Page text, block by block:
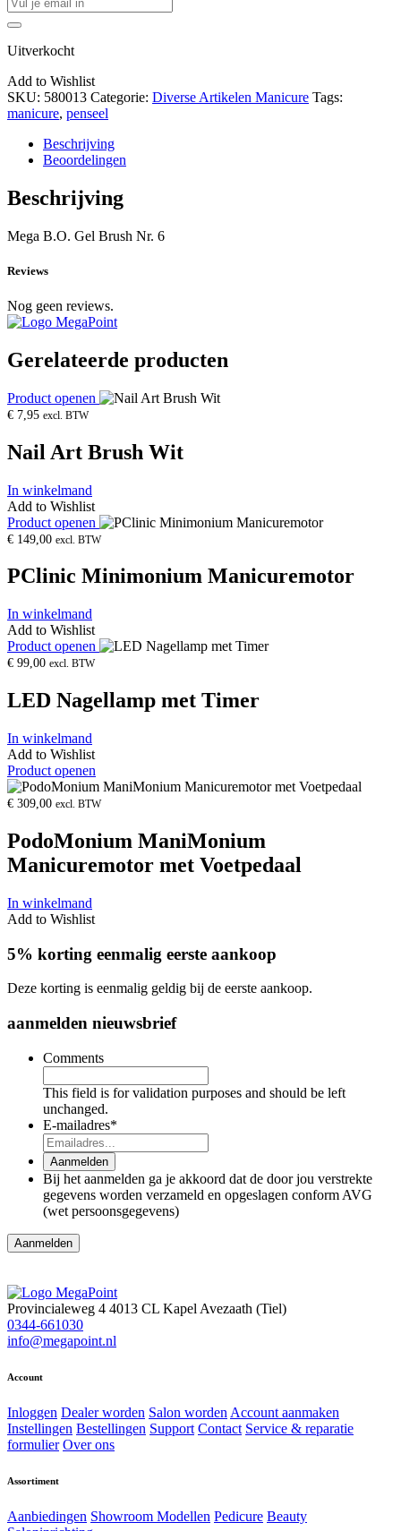
Uitverkocht
Add to Wishlist
SKU: 580013 Categorie: Diverse Artikelen Manicure Tags:
manicure, penseel
Beschrijving
Beoordelingen
Beschrijving
Mega B.O. Gel Brush Nr. 6
Reviews
Nog geen reviews.
Gerelateerde producten
Product openen
€ 7,95 excl. BTW
Nail Art Brush Wit
In winkelmand
Add to Wishlist
Product openen
€ 149,00 excl. BTW
PClinic Minimonium Manicuremotor
In winkelmand
Add to Wishlist
Product openen
€ 99,00 excl. BTW
LED Nagellamp met Timer
In winkelmand
Add to Wishlist
Product openen
€ 309,00 excl. BTW
PodoMonium ManiMonium
Manicuremotor met Voetpedaal
In winkelmand
Add to Wishlist
5% korting eenmalig eerste aankoop
Deze korting is eenmalig geldig bij de eerste aankoop.
aanmelden nieuwsbrief
Comments
This field is for validation purposes and should be left
unchanged.
E-mailadres*
Aanmelden
Bij het aanmelden ga je akkoord dat de door jou verstrekte
gegevens worden verzameld en opgeslagen conform AVG
(wet persoonsgegevens)
Aanmelden
Provincialeweg 4 4013 CL Kapel Avezaath (Tiel)
0344-661030
info@megapoint.nl
Account
Inloggen Dealer worden Salon worden Account aanmaken
Instellingen Bestellingen Support Contact Service & reparatie
formulier Over ons
Assortiment
Aanbiedingen Showroom Modellen Pedicure Beauty